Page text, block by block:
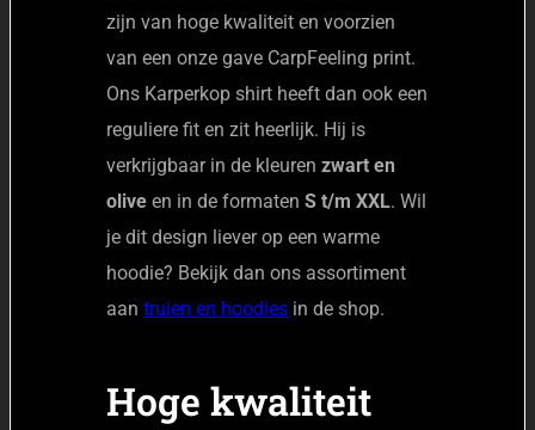
zijn van hoge kwaliteit en voorzien
van een onze gave CarpFeeling print.
Ons Karperkop shirt heeft dan ook een
reguliere fit en zit heerlijk. Hij is
verkrijgbaar in de kleuren zwart en
olive en in de formaten S t/m XXL. Wil
je dit design liever op een warme
hoodie? Bekijk dan ons assortiment
aan truien en hoodies in de shop.
Hoge kwaliteit